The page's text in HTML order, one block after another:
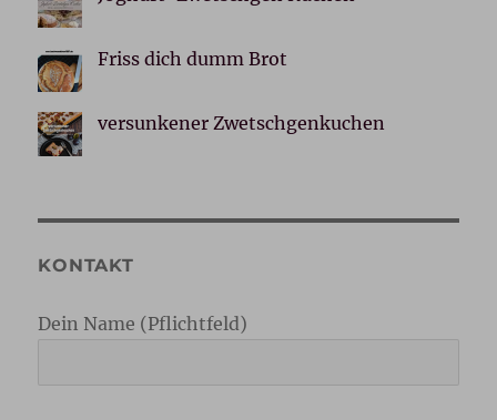
Friss dich dumm Brot
versunkener Zwetschgenkuchen
KONTAKT
Dein Name (Pflichtfeld)